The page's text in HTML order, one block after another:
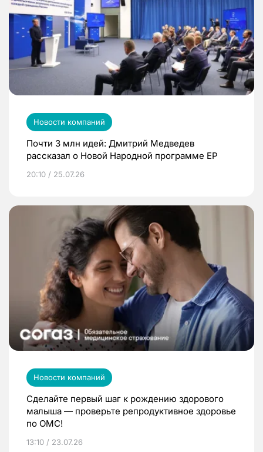
Новости компаний
Почти 3 млн идей: Дмитрий Медведев
рассказал о Новой Народной программе ЕР
20:10 / 25.07.26
Новости компаний
Сделайте первый шаг к рождению здорового
малыша — проверьте репродуктивное здоровье
по ОМС!
13:10 / 23.07.26